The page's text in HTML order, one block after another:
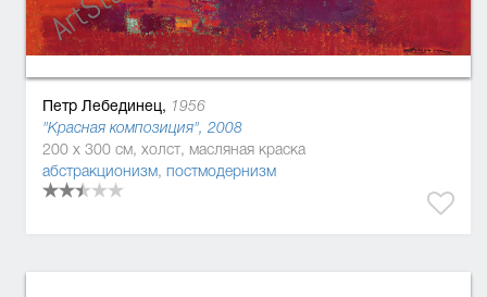
Петр Лебединец, 1956
"Красная композиция", 2008
200 x 300 см, холст, масляная краска
абстракционизм, постмодернизм